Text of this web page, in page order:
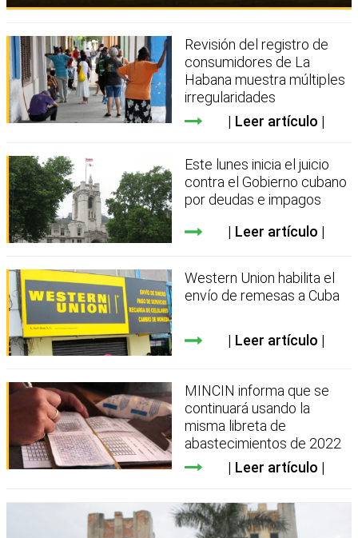
Revisión del registro de
consumidores de La
Habana muestra múltiples
irregularidades
Leer artículo
Este lunes inicia el juicio
contra el Gobierno cubano
por deudas e impagos
Leer artículo
Western Union habilita el
envío de remesas a Cuba
Leer artículo
MINCIN informa que se
continuará usando la
misma libreta de
abastecimientos de 2022
Leer artículo